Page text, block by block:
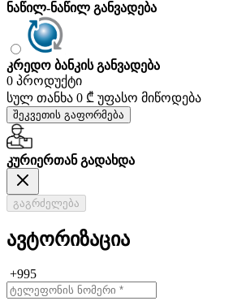
ნაწილ-ნაწილ განვადება
კრედო ბანკის განვადება
0 პროდუქტი
სულ თანხა 0 ₾ უფასო მიწოდება
შეკვეთის გაფორმება
კურიერთან გადახდა
გაგრძელება
ავტორიზაცია
+995